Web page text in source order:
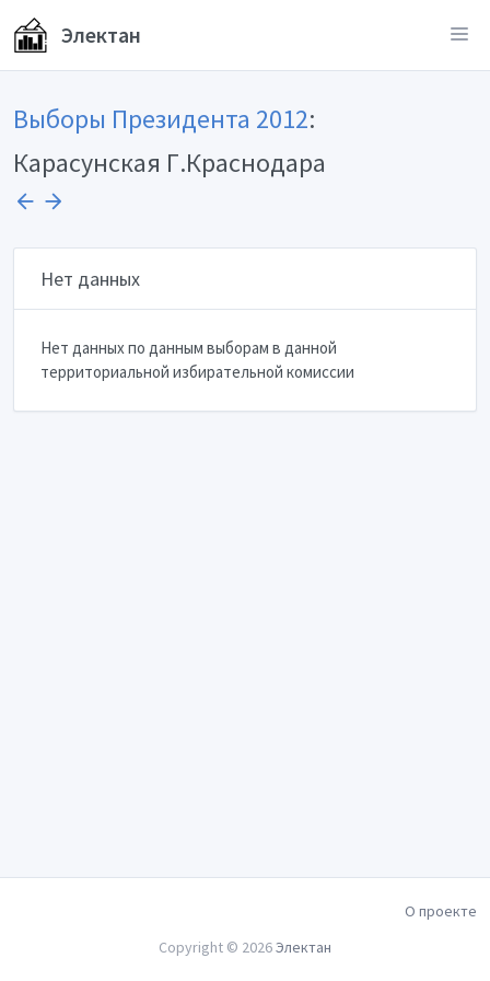
Электан
Выборы Президента 2012:
Карасунская Г.Краснодара
Нет данных
Нет данных по данным выборам в данной
территориальной избирательной комиссии
О проекте
Copyright © 2026Электан